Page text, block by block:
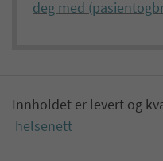
deg med
Innholdet er levert og
helsenett